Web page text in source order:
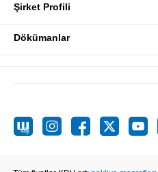
Şirket Profili
Dökümanlar